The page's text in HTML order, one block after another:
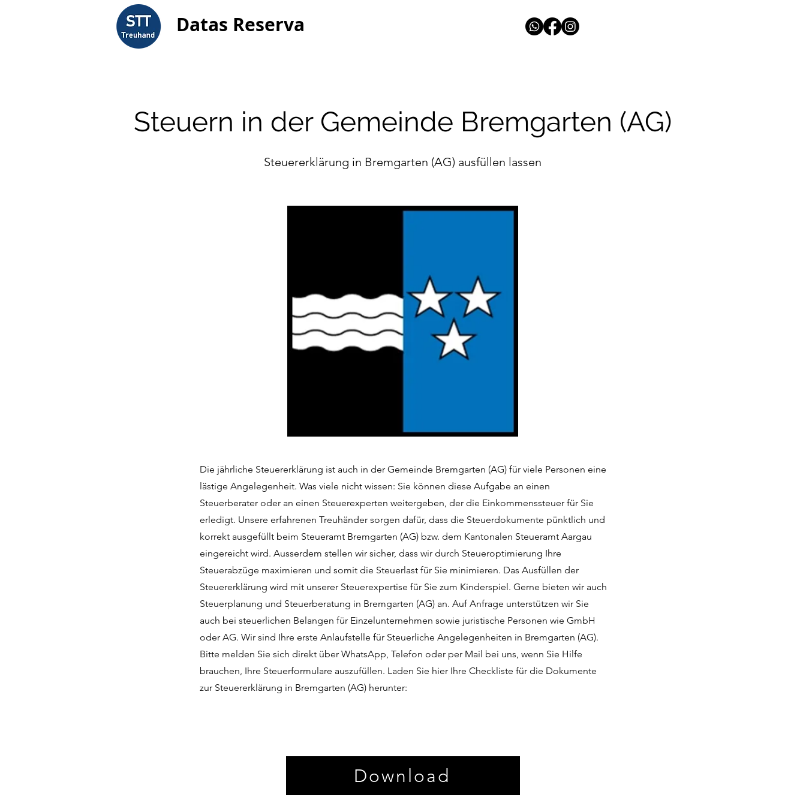
Datas Reserva
Steuern in der Gemeinde Bremgarten (AG)
Steuererklärung in Bremgarten (AG) ausfüllen lassen
Die jährliche Steuererklärung ist auch in der Gemeinde Bremgarten (AG) für viele Personen eine
lästige Angelegenheit. Was viele nicht wissen: Sie können diese Aufgabe an einen
Steuerberater oder an einen Steuerexperten weitergeben, der die Einkommenssteuer für Sie
erledigt. Unsere erfahrenen Treuhänder sorgen dafür, dass die Steuerdokumente pünktlich und
korrekt ausgefüllt beim Steueramt Bremgarten (AG) bzw. dem Kantonalen Steueramt Aargau
eingereicht wird. Ausserdem stellen wir sicher, dass wir durch Steueroptimierung Ihre
Steuerabzüge maximieren und somit die Steuerlast für Sie minimieren. Das Ausfüllen der
Steuererklärung wird mit unserer Steuerexpertise für Sie zum Kinderspiel. Gerne bieten wir auch
Steuerplanung und Steuerberatung in Bremgarten (AG) an. Auf Anfrage unterstützen wir Sie
auch bei steuerlichen Belangen für Einzelunternehmen sowie juristische Personen wie GmbH
oder AG. Wir sind Ihre erste Anlaufstelle für Steuerliche Angelegenheiten in Bremgarten (AG).
Bitte melden Sie sich direkt über WhatsApp, Telefon oder per Mail bei uns, wenn Sie Hilfe
brauchen, Ihre Steuerformulare auszufüllen. Laden Sie hier Ihre Checkliste für die Dokumente
zur Steuererklärung in Bremgarten (AG) herunter:
Download